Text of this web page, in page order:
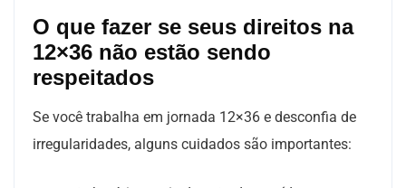
O que fazer se seus direitos na
12×36 não estão sendo
respeitados
Se você trabalha em jornada 12×36 e desconfia de
irregularidades, alguns cuidados são importantes: